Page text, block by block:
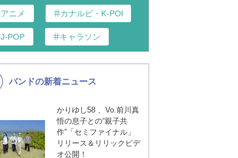
アニメ カナルビ・K-POP和訳
J-POP キャラソン
K-POP 演歌・歌謡
洋楽
VTuber ディズニー
バンドの新着ニュース
かりゆし58 、Vo.前川真
悟の息子との“親子共
作”「セミファイナル」
リリース＆リリックビデ
オ公開！